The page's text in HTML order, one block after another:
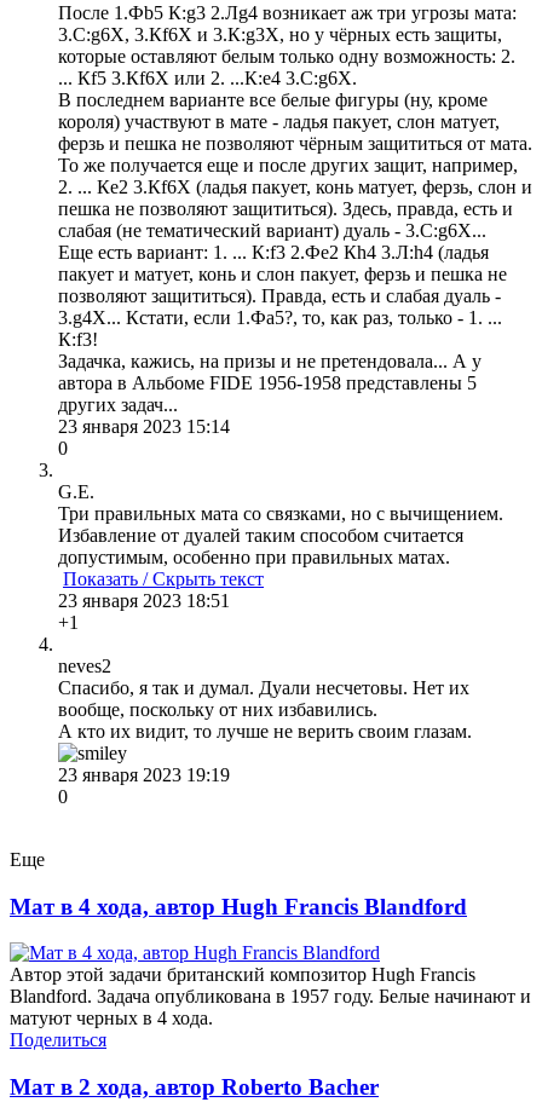
После 1.Фb5 К:g3 2.Лg4 возникает аж три угрозы мата:
3.С:g6X, 3.Кf6X и 3.К:g3X, но у чёрных есть защиты,
которые оставляют белым только одну возможность: 2.
... Кf5 3.Кf6Х или 2. ...К:e4 3.С:g6Х.
В последнем варианте все белые фигуры (ну, кроме
короля) участвуют в мате - ладья пакует, слон матует,
ферзь и пешка не позволяют чёрным защититься от мата.
То же получается еще и после других защит, например,
2. ... Кe2 3.Кf6Х (ладья пакует, конь матует, ферзь, слон и
пешка не позволяют защититься). Здесь, правда, есть и
слабая (не тематический вариант) дуаль - 3.С:g6Х...
Еще есть вариант: 1. ... К:f3 2.Фe2 Кh4 3.Л:h4 (ладья
пакует и матует, конь и слон пакует, ферзь и пешка не
позволяют защититься). Правда, есть и слабая дуаль -
3.g4Х... Кстати, если 1.Фа5?, то, как раз, только - 1. ...
К:f3!
Задачка, кажись, на призы и не претендовала... А у
автора в Альбоме FIDE 1956-1958 представлены 5
других задач...
23 января 2023 15:14
0
G.E.
Три правильных мата со связками, но с вычищением.
Избавление от дуалей таким способом считается
допустимым, особенно при правильных матах.
Показать / Скрыть текст
23 января 2023 18:51
+1
neves2
Спасибо, я так и думал. Дуали несчетовы. Нет их
вообще, поскольку от них избавились.
А кто их видит, то лучше не верить своим глазам.
23 января 2023 19:19
0
Еще
Мат в 4 хода, автор Hugh Francis Blandford
Автор этой задачи британский композитор Hugh Francis
Blandford. Задача опубликована в 1957 году. Белые начинают и
матуют черных в 4 хода.
Поделиться
Мат в 2 хода, автор Roberto Bacher